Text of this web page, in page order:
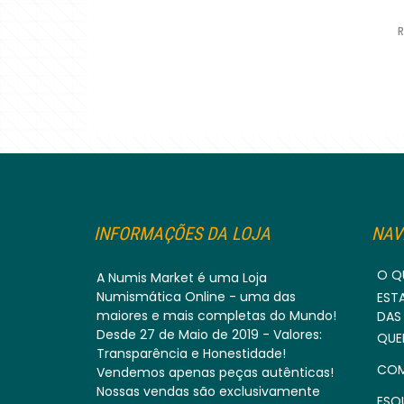
INFORMAÇÕES DA LOJA
A Numis Market é uma Loja
Numismática Online - uma das
maiores e mais completas do Mundo!
Desde 27 de Maio de 2019 - Valores:
Transparência e Honestidade!
Vendemos apenas peças autênticas!
Nossas vendas são exclusivamente
O